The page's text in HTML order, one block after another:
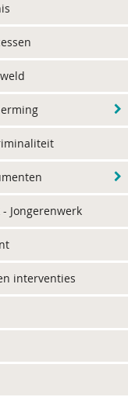
Jongerenwerk
interventies